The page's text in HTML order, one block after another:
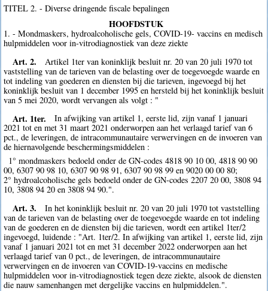
TITEL 2. - Diverse dringende fiscale bepalingen
HOOFDSTUK
1. - Mondmaskers, hydroalcoholische gels, COVID-19- vaccins en medisch
hulpmiddelen voor in-vitrodiagnostiek van deze ziekte
Art. 2.
Artikel 1ter van koninklijk besluit nr. 20 van 20 juli 1970 tot
vaststelling van de tarieven van de belasting over de toegevoegde waarde en
tot indeling van goederen en diensten bij die tarieven, ingevoegd bij het
koninklijk besluit van 1 december 1995 en hersteld bij het koninklijk besluit
van 5 mei 2020, wordt vervangen als volgt : "
Art. 1ter.
In afwijking van artikel 1, eerste lid, zijn vanaf 1 januari
2021 tot en met 31 maart 2021 onderworpen aan het verlaagd tarief van 6
pct., de leveringen, de intracommunautaire verwervingen en de invoeren van
de hiernavolgende beschermingsmiddelen :
1° mondmaskers bedoeld onder de GN-codes 4818 90 10 00, 4818 90 90
00, 6307 90 98 10, 6307 90 98 91, 6307 90 98 99 en 9020 00 00 80;
2° hydroalcoholische gels bedoeld onder de GN-codes 2207 20 00, 3808 94
10, 3808 94 20 en 3808 94 90.".
Art. 3.
In het koninklijk besluit nr. 20 van 20 juli 1970 tot vaststelling
van de tarieven van de belasting over de toegevoegde waarde en tot indeling
van de goederen en de diensten bij die tarieven, wordt een artikel 1ter/2
ingevoegd, luidende : "Art. 1ter/2. In afwijking van artikel 1, eerste lid, zijn
vanaf 1 januari 2021 tot en met 31 december 2022 onderworpen aan het
verlaagd tarief van 0 pct., de leveringen, de intracommunautaire
verwervingen en de invoeren van COVID-19-vaccins en medische
hulpmiddelen voor in-vitrodiagnostiek tegen deze ziekte, alsook de diensten
die nauw samenhangen met dergelijke vaccins en hulpmiddelen.".